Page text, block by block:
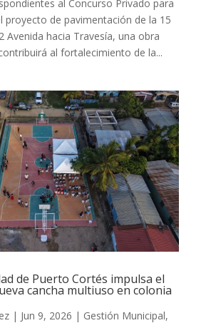
al Concurso Privado para
proyecto de pavimentación de la 15
Avenida hacia Travesía, una obra
al fortalecimiento de la...
de Puerto Cortés impulsa el
cancha multiuso en colonia
| Jun 9, 2026 | Gestión Municipal,